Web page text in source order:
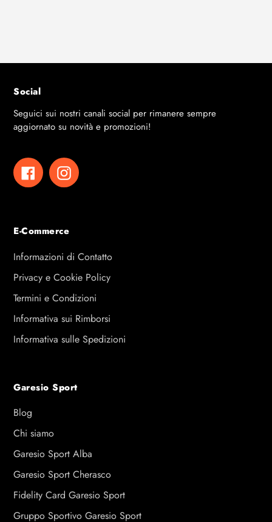
Social
Seguici sui nostri canali social per rimanere sempre
aggiornato su novità e promozioni!
FacebookInstagram
E-Commerce
Informazioni di Contatto
Privacy e Cookie Policy
Termini e Condizioni
Informativa sui Rimborsi
Informativa sulle Spedizioni
Garesio Sport
Blog
Chi siamo
Garesio Sport Alba
Garesio Sport Cherasco
Fidelity Card Garesio Sport
Gruppo Sportivo Garesio Sport